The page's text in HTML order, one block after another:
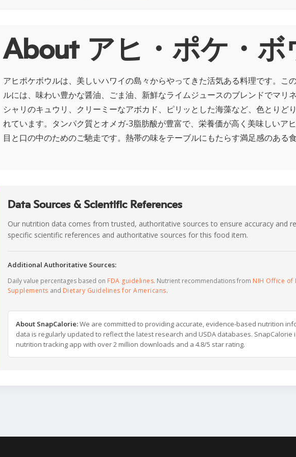
About アヒ・ポケ・ボ
アヒポケボウルは、美しいハワイの島々からやってきた活気ある料理です。こ
ルには、味わい豊かな醤油、ごま油、新鮮なライムジュースのブレンドでマリ
シャリのキュウリ、クリーミーなアボカド、ピリッとした海藻など、色とりど
れています。タンパク質とオメガ-3脂肪酸が豊富で、栄養価が高く美味しいア
目と口の中のためのご馳走です。熱帯の味をテーブルにもたらす満足感のある
Data Sources & Scientific References
Our nutrition data comes from trusted, authoritative sources to ensure accuracy and
specific scientific references and authoritative sources for this food item.
Additional Authoritative Sources:
Daily value percentages based on FDA guidelines. Nutrient recommendations from NIH Office of
Supplements and Dietary Guidelines for Americans.
About SnapCalorie:We are committed to providing accurate, evidence-based nutrition
data is regularly updated to reflect the latest research and USDA databases. SnapCalorie
nutrition tracking app with over 2 million downloads and a 4.8/5 star rating.